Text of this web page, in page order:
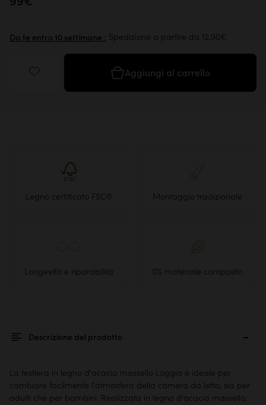
Aggiungi al carrello
Da te entro 10 settimane : Spedizione a partire da 12,90€
Legno certificato FSC® Montaggio tradizionale
Longevità e riparabilità 0% materiale composito
Descrizione del prodotto
La testiera in legno d'acacia massello Loggia è ideale per
cambiare facilmente l'atmosfera della camera da letto, sia per
adulti che per bambini. Realizzata in legno d'acacia massello,